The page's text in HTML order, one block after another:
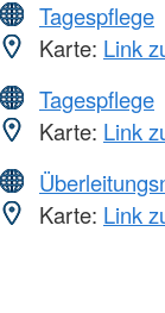
Tagespflege
Karte: Link
Tagespflege
Karte: Link
Karte: Link